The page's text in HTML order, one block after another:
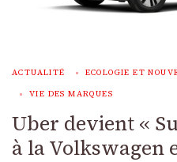
ACTUALITÉ ECOLOGIE ET
VIE DES MARQUES
Uber devient «
à la Volkswagen